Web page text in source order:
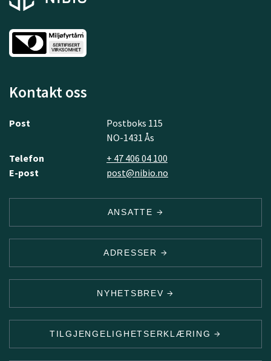
Kontakt oss
Post
Postboks 115
NO-1431 Ås
Telefon
+ 47 406 04 100
E-post
post@nibio.no
ANSATTE
ADRESSER
NYHETSBREV
TILGJENGELIGHETSERKLÆRING